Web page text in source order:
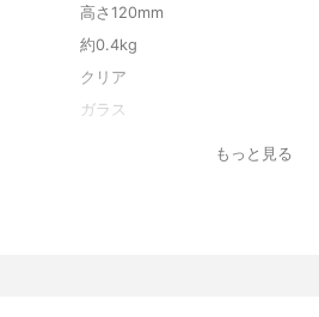
高さ120mm
約0.4kg
クリア
ガラス
もっと見る